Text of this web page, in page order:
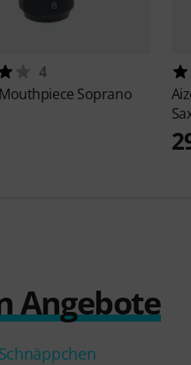
4
Soprano
Angebote
Schnäppchen